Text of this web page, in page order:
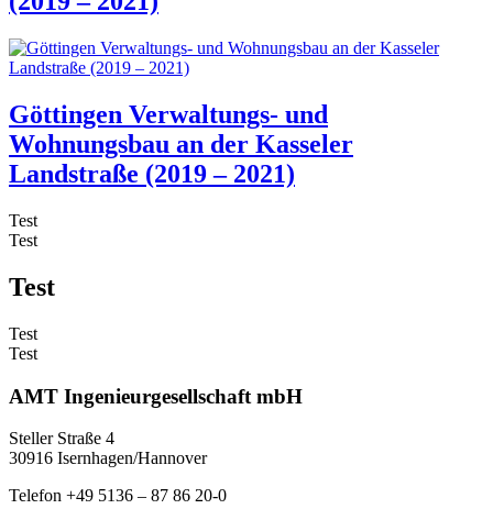
Göttingen Verwaltungs- und
Wohnungsbau an der Kasseler
Landstraße (2019 – 2021)
Test
Test
Test
Test
Test
AMT Ingenieurgesellschaft mbH
Steller Straße 4
30916 Isernhagen/Hannover
Telefon +49 5136 – 87 86 20-0